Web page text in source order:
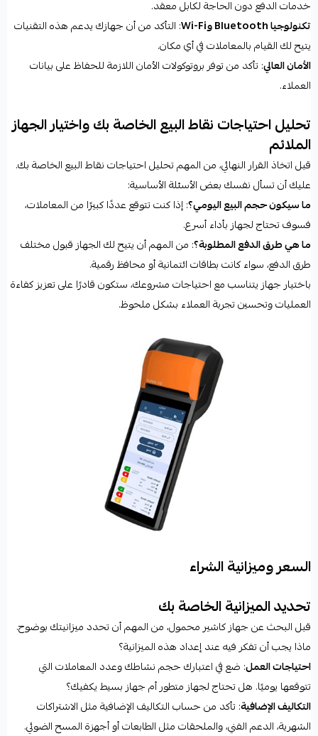
خدمات الدفع دون الحاجة لكابل معقد.
تكنولوجيا Bluetooth وWi-Fi
: التأكد من أن جهازك يدعم هذه التقنيات
يتيح لك القيام بالمعاملات في أي مكان.
الأمان العالي: تأكد من توفر بروتوكولات الأمان اللازمة للحفاظ على بيانات
العملاء.
تحليل احتياجات نقاط البيع الخاصة بك واختيار الجهاز
الملائم
قبل اتخاذ القرار النهائي، من المهم تحليل احتياجات نقاط البيع الخاصة بك.
عليك أن تسأل نفسك بعض الأسئلة الأساسية:
ما سيكون حجم البيع اليومي؟: إذا كنت تتوقع عددًا كبيرًا من المعاملات،
فسوف تحتاج لجهاز بأداء أسرع.
ما هي طرق الدفع المطلوبة؟: من المهم أن يتيح لك الجهاز قبول مختلف
طرق الدفع، سواء كانت بطاقات ائتمانية أو محافظ رقمية.
باختيار جهاز يتناسب مع احتياجات مشروعك، ستكون قادرًا على تعزيز كفاءة
العمليات وتحسين تجربة العملاء بشكل ملحوظ.
السعر وميزانية الشراء
تحديد الميزانية الخاصة بك
قبل البحث عن جهاز كاشير محمول، من المهم أن تحدد ميزانيتك بوضوح.
ماذا يجب أن تفكر فيه عند إعداد هذه الميزانية؟
احتياجات العمل: ضع في اعتبارك حجم نشاطك وعدد المعاملات التي
تتوقعها يوميًا. هل تحتاج لجهاز متطور أم جهاز بسيط يكفيك؟
التكاليف الإضافية: تأكد من حساب التكاليف الإضافية مثل الاشتراكات
الشهرية، الدعم الفني، والملحقات مثل الطابعات أو أجهزة المسح الضوئي.